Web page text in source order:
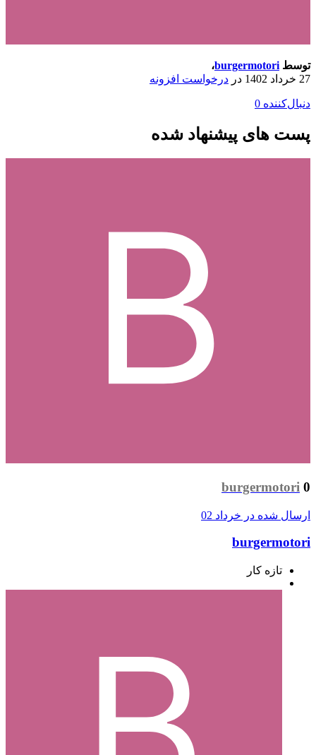
توسطburgermotori،
27 خرداد 1402
در درخواست افزونه
دنبال‌کننده 0
پست های پیشنهاد شده
burgermotori 0
ارسال شده در خرداد 02
burgermotori
تازه کار